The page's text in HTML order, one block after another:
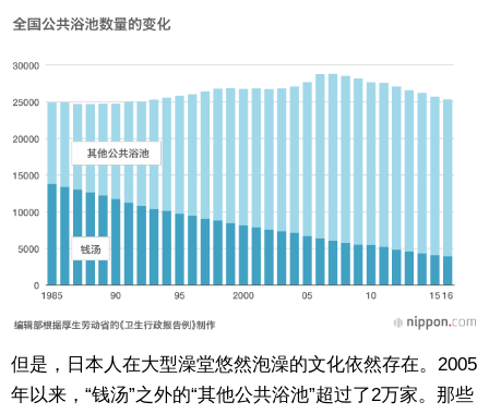
但是，日本人在大型澡堂悠然泡澡的文化依然存在。2005
年以来，“钱汤”之外的“其他公共浴池”超过了2万家。那些